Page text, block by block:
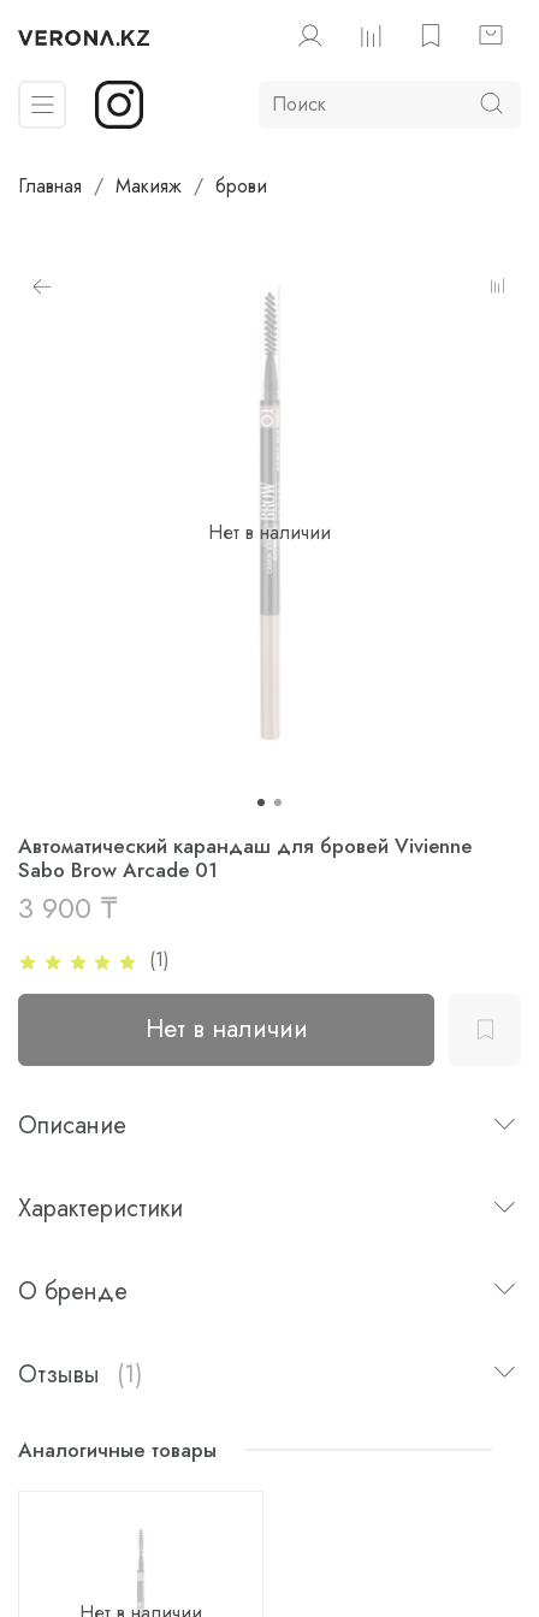
Главная Макияж брови
Нет в наличии
(1)
Автоматический карандаш для бровей Vivienne
Sabo Brow Arcade 01
3 900 ₸
Нет в наличии
Описание
Характеристики
О бренде
Отзывы (1)
Аналогичные товары